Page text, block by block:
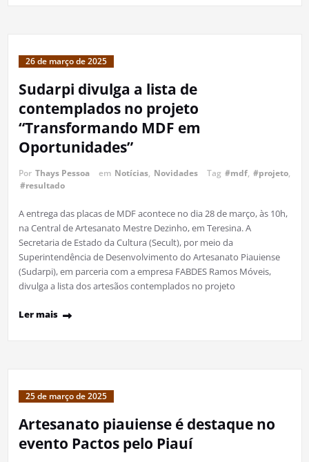
26 de março de 2025
Sudarpi divulga a lista de
contemplados no projeto
“Transformando MDF em
Oportunidades”
Por Thays Pessoa em Notícias, Novidades Tag #mdf, #projeto,
#resultado
A entrega das placas de MDF acontece no dia 28 de março, às 10h,
na Central de Artesanato Mestre Dezinho, em Teresina. A
Secretaria de Estado da Cultura (Secult), por meio da
Superintendência de Desenvolvimento do Artesanato Piauiense
(Sudarpi), em parceria com a empresa FABDES Ramos Móveis,
divulga a lista dos artesãos contemplados no projeto
Ler mais
25 de março de 2025
Artesanato piauiense é destaque no
evento Pactos pelo Piauí